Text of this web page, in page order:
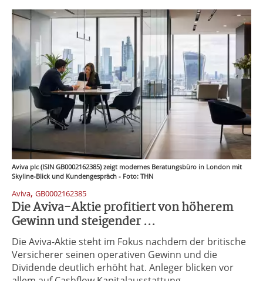
Aviva plc (ISIN GB0002162385) zeigt modernes Beratungsbüro in London mit
Skyline-Blick und Kundengespräch - Foto: THN
Aviva, GB0002162385
Die Aviva-Aktie profitiert von höherem
Gewinn und steigender ...
Die Aviva-Aktie steht im Fokus nachdem der britische
Versicherer seinen operativen Gewinn und die
Dividende deutlich erhöht hat. Anleger blicken vor